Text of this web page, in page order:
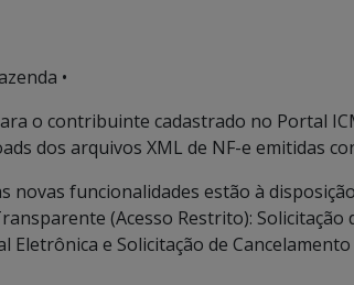
•
o contribuinte cadastrado no Portal
dos arquivos XML de NF-e emitidas
novas funcionalidades estão à
(Acesso Restrito): Solicitação
Eletrônica e Solicitação de